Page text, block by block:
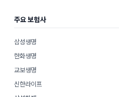
주요 보험사
삼성생명
한화생명
교보생명
신한라이프